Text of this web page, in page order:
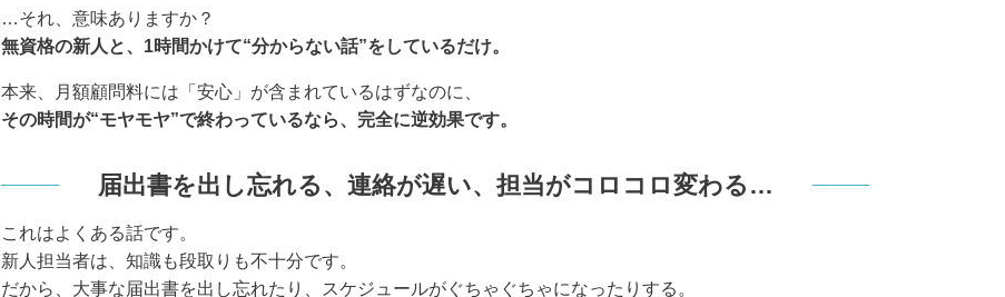
…それ、意味ありますか？
無資格の新人と、1時間かけて“分からない話”をしているだけ。
本来、月額顧問料には「安心」が含まれているはずなのに、
その時間が“モヤモヤ”で終わっているなら、完全に逆効果です。
届出書を出し忘れる、連絡が遅い、担当がコロコロ変わる…
これはよくある話です。
新人担当者は、知識も段取りも不十分です。
だから、大事な届出書を出し忘れたり、スケジュールがぐちゃぐちゃになったりする。